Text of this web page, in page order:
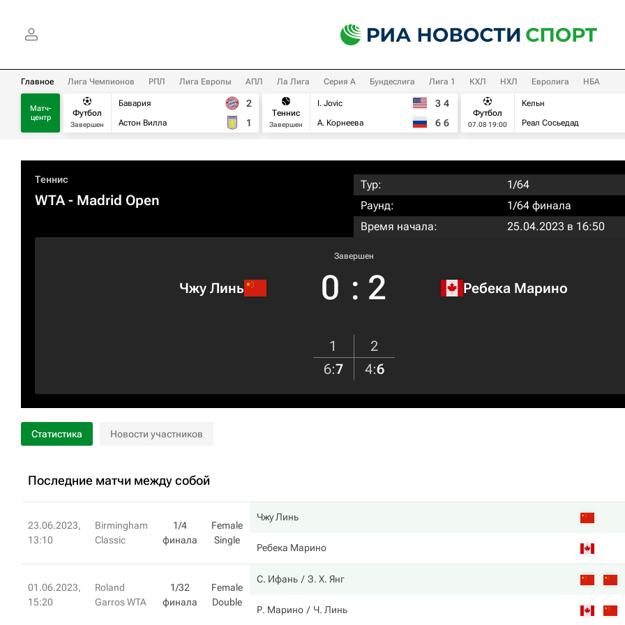
Главное Лига Чемпионов РПЛ Лига Европы АПЛ Ла Лига Серия А Бундеслига Лига 1 КХЛ НХЛ Евролига НБА
Матч-
центр
Футбол
Завершен
Бавария
Астон Вилла
2
1
Теннис
Завершен
I. Jovic
А. Корнеева
3 4
6 6
Футбол
07.08 19:00
Кельн
Реал Сосьедад
Теннис
WTA- Madrid Open
Тур:
1/64
Раунд:
1/64 финала
Время начала:
25.04.2023 в 16:50
Чжу Линь
Завершен
0 : 2 Ребека Марино
1
2
6:7 4:6
Статистика Новости участников
Последние матчи между собой
23.06.2023,
13:10
Birmingham
Classic
1/4
финала
Female
Single
Чжу Линь
Ребека Марино
01.06.2023,
15:20
Roland
Garros WTA
1/32
финала
Female
Double
С. Ифань З. Х. Янг
Р. Марино Ч. Линь